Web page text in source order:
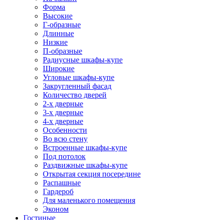
Форма
Высокие
Г-образные
Длинные
Низкие
П-образные
Радиусные шкафы-купе
Широкие
Угловые шкафы-купе
Закругленный фасад
Количество дверей
2-х дверные
3-х дверные
4-х дверные
Особенности
Во всю стену
Встроенные шкафы-купе
Под потолок
Раздвижные шкафы-купе
Открытая секция посередине
Распашные
Гардероб
Для маленького помещения
Эконом
Гостиные